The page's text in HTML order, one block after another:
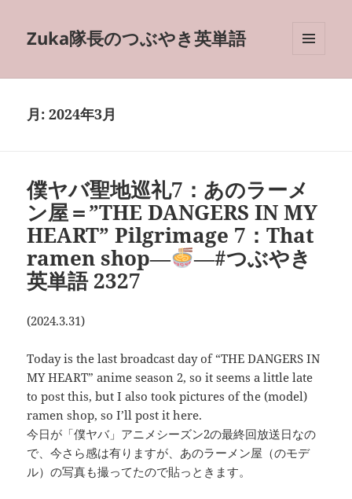
Zuka隊長のつぶやき英単語
ーとウ
月:2024年3月
僕ヤバ聖地巡礼7：あのラーメ
ン屋＝”THE DANGERS IN MY
HEART” Pilgrimage 7：That
ramen shop―
―#つぶやき
英単語 2327
(2024.3.31)
Today is the last broadcast day of “THE DANGERS IN
MY HEART” anime season 2, so it seems a little late
to post this, but I also took pictures of the (model)
ramen shop, so I’ll post it here.
今日が「僕ヤバ」アニメシーズン2の最終回放送日なの
で、今さら感は有りますが、あのラーメン屋（のモデ
ル）の写真も撮ってたので貼っときます。